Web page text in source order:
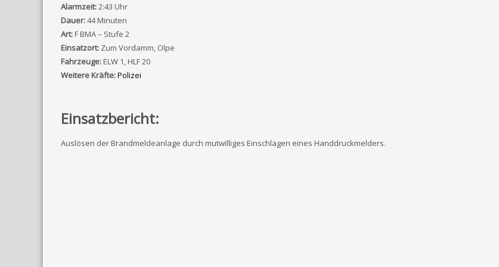
Alarmzeit:2:43 Uhr
Dauer:44 Minuten
Art:F BMA – Stufe 2
Einsatzort: Zum Vordamm, Olpe
Fahrzeuge:ELW 1, HLF 20
Weitere Kräfte:Polizei
Einsatzbericht:
Auslösen der Brandmeldeanlage durch mutwilliges Einschlagen eines Handdruckmelders.